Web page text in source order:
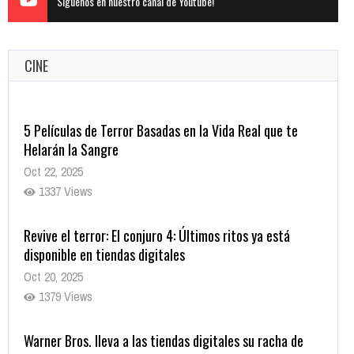
CINE
5 Películas de Terror Basadas en la Vida Real que te
Helarán la Sangre
Oct 22, 2025
1337 Views
Revive el terror: El conjuro 4: Últimos ritos ya está
disponible en tiendas digitales
Oct 20, 2025
1379 Views
Warner Bros. lleva a las tiendas digitales su racha de